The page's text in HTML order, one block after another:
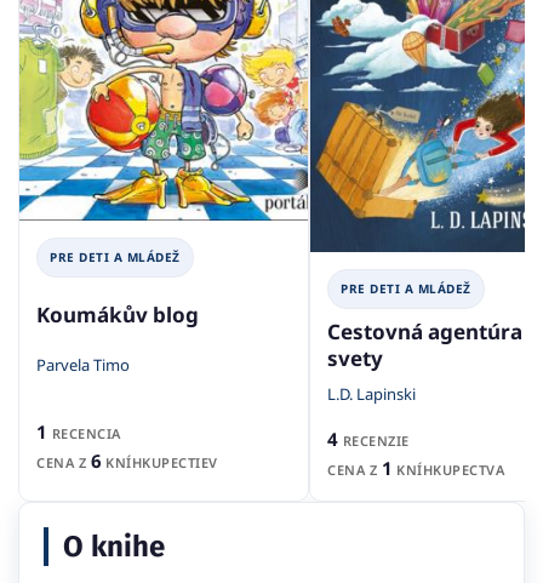
PRE DETI A MLÁDEŽ
Koumákův blog
Parvela Timo
1 RECENCIA
CENA Z 6 KNÍHKUPECTIEV
PRE DETI A MLÁDEŽ
Cestovná agentúra
svety
L.D. Lapinski
4 RECENZIE
CENA Z 1 KNÍHKUPECTVA
O knihe